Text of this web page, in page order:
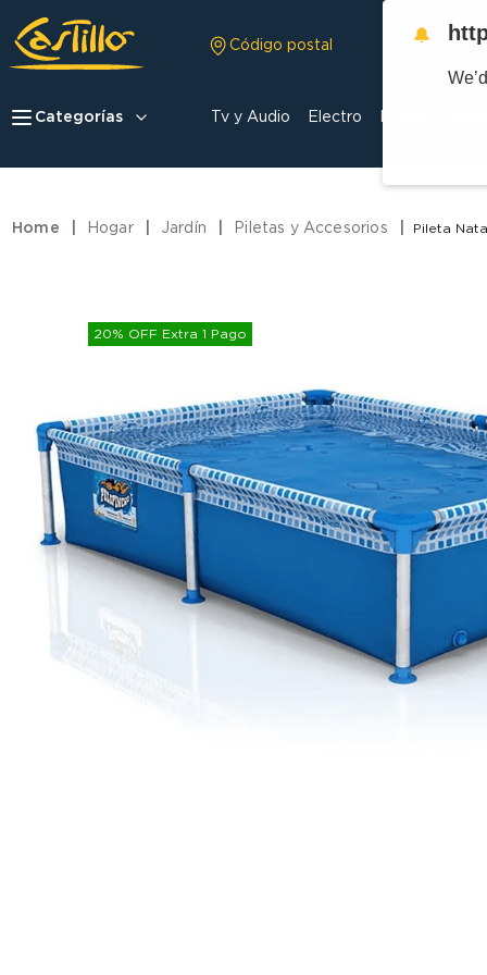
Código postal
Categorías Tv y Audio Electro
Hogar Jardín Piletas y Accesorios Pileta
20% OFF Extra 1 Pago
🔔